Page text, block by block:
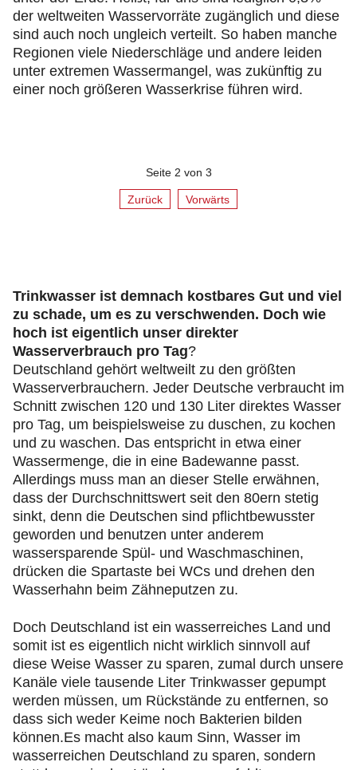
der weltweiten Wasservorräte zugänglich und diese
sind auch noch ungleich verteilt. So haben manche
Regionen viele Niederschläge und andere leiden
unter extremen Wassermangel, was zukünftig zu
einer noch größeren Wasserkrise führen wird.
Seite 2 von 3
Zurück Vorwärts
Trinkwasser ist demnach kostbares Gut und viel
zu schade, um es zu verschwenden. Doch wie
hoch ist eigentlich unser direkter
Wasserverbrauch pro Tag?
Deutschland gehört weltweilt zu den größten
Wasserverbrauchern. Jeder Deutsche verbraucht im
Schnitt zwischen 120 und 130 Liter direktes Wasser
pro Tag, um beispielsweise zu duschen, zu kochen
und zu waschen. Das entspricht in etwa einer
Wassermenge, die in eine Badewanne passt.
Allerdings muss man an dieser Stelle erwähnen,
dass der Durchschnittswert seit den 80ern stetig
sinkt, denn die Deutschen sind pflichtbewusster
geworden und benutzen unter anderem
wassersparende Spül- und Waschmaschinen,
drücken die Spartaste bei WCs und drehen den
Wasserhahn beim Zähneputzen zu.
Doch Deutschland ist ein wasserreiches Land und
somit ist es eigentlich nicht wirklich sinnvoll auf
diese Weise Wasser zu sparen, zumal durch unsere
Kanäle viele tausende Liter Trinkwasser gepumpt
werden müssen, um Rückstände zu entfernen, so
dass sich weder Keime noch Bakterien bilden
können.Es macht also kaum Sinn, Wasser im
wasserreichen Deutschland zu sparen, sondern